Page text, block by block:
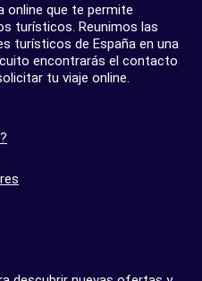
online que te permite
turísticos. Reunimos las
turísticos de España en una
encontrarás el contacto
tu viaje online.